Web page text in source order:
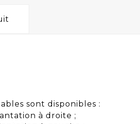
sont disponibles :
à droite ;